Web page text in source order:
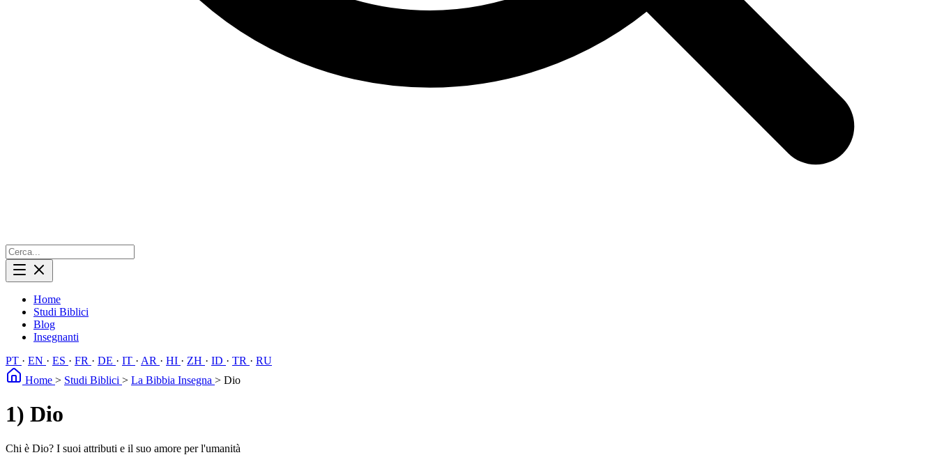
Home
Studi Biblici
Blog
Insegnanti
PT · EN · ES · FR · DE · IT · AR · HI · ZH · ID · TR · RU
Home > Studi Biblici > La Bibbia Insegna > Dio
1) Dio
Chi è Dio? I suoi attributi e il suo amore per l'umanità